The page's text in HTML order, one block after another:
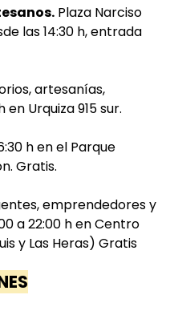
Plaza Narciso
las 14:30 h, entrada
artesanías,
Urquiza 915 sur.
h en el Parque
Gratis.
emprendedores y
a 22:00 h en Centro
y Las Heras) Gratis